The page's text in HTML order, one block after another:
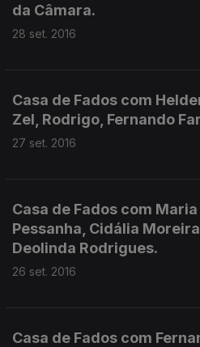
da Câmara.
28 set. 2016
Casa de Fados com
Zel, Rodrigo, Fernando
27 set. 2016
Casa de Fados com
Pessanha, Cidália
Deolinda Rodrigues.
26 set. 2016
Casa de Fados com